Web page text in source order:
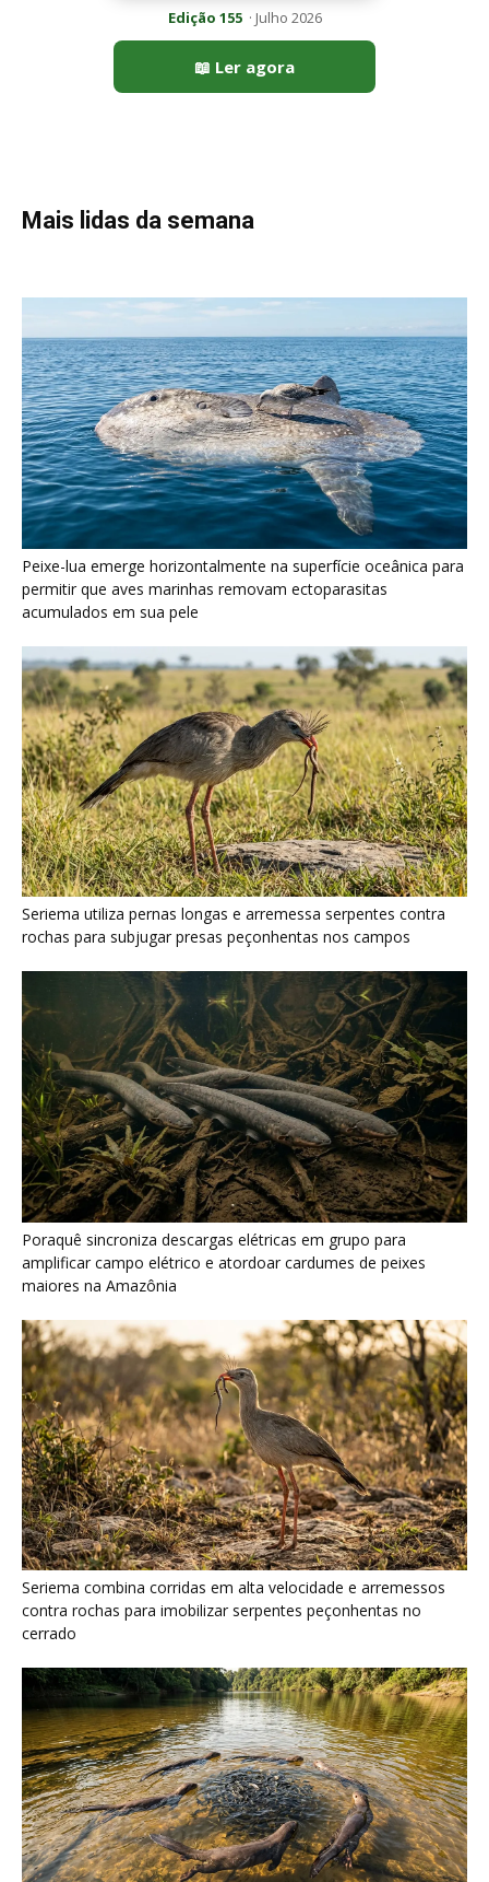
Edição 155· Julho 2026
📖 Ler agora
Mais lidas da semana
Peixe-lua emerge horizontalmente na superfície oceânica para
permitir que aves marinhas removam ectoparasitas
acumulados em sua pele
Seriema utiliza pernas longas e arremessa serpentes contra
rochas para subjugar presas peçonhentas nos campos
Poraquê sincroniza descargas elétricas em grupo para
amplificar campo elétrico e atordoar cardumes de peixes
maiores na Amazônia
Seriema combina corridas em alta velocidade e arremessos
contra rochas para imobilizar serpentes peçonhentas no
cerrado